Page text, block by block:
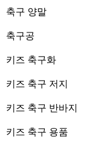
축구 양말
축구공
키즈 축구화
키즈 축구 저지
키즈 축구 반바지
키즈 축구 용품